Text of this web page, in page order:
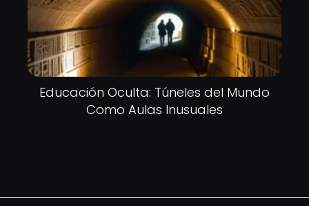
Educación Oculta: Túneles del Mundo
Como Aulas Inusuales